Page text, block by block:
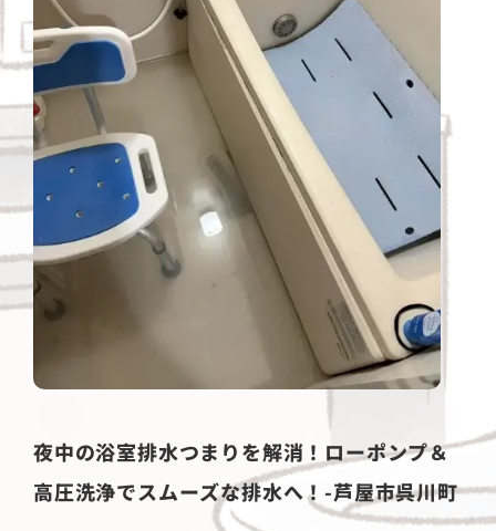
夜中の浴室排水つまりを解消！ローポンプ＆
高圧洗浄でスムーズな排水へ！-芦屋市呉川町